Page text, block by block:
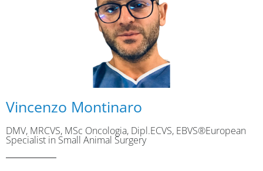
Vincenzo Montinaro
DMV, MRCVS, MSc Oncologia, Dipl.ECVS, EBVS®European
Specialist in Small Animal Surgery